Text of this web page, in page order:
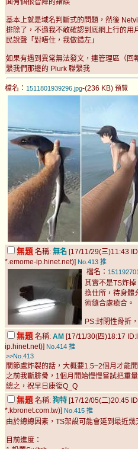
基本上就是域名判斷式的問題，然後
排除了，不過我不敢確認到底網上行的用
民說聲「對唔住，我做錯左」
如果有遇到異常無法發文，連管理區（回
繫我們那邊的 Plurk 聯繫我
檔名： 1511801939296.jpg-(236 KB) 預覽
無題 名稱: 無名 [17/11/29(三)11:43
*.emome-ip.hinet.net)] No.413 推
檔名：
其實不是TS炸
換住所，待身體
術縫合處癒合。
PS:封閉性骨折
無題 名稱: AM [17/11/30(四)18:17
ip.hinet.net)] No.414 推
>>No.413
關節處炸裂的話，大概要1.5~2個月才能
之前我斷腓骨，1個月開始慢慢嘗試把重
總之，祝早日康復Q_Q
無題 名稱: 狗特 [17/12/05(二)20:45
*.kbronet.com.tw)] No.415 推
由於總總因素，TS架設可能會延到最近幾
目前進度：